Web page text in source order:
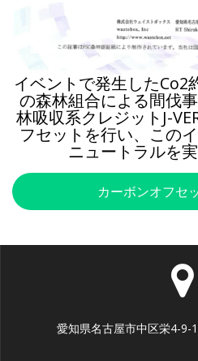
イベントで発生した
の森林組合による間伐
林吸収系クレジットJ-
フセットを行い、この
ニュートラルを
カーボンオフセ
愛知県名古屋市中区栄4-9-